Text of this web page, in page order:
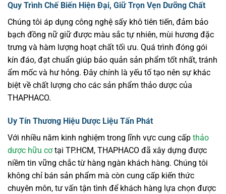
Quy Trình Chế Biến Hiện Đại, Giữ Trọn Vẹn Dưỡng Chất
Chúng tôi áp dụng công nghệ sấy khô tiên tiến, đảm bảo
bạch đồng nữ giữ được màu sắc tự nhiên, mùi hương đặc
trưng và hàm lượng hoạt chất tối ưu. Quá trình đóng gói
kín đáo, đạt chuẩn giúp bảo quản sản phẩm tốt nhất, tránh
ẩm mốc và hư hỏng. Đây chính là yếu tố tạo nên sự khác
biệt về chất lượng cho các sản phẩm thảo dược của
THAPHACO.
Uy Tín Thương Hiệu Dược Liệu Tấn Phát
Với nhiều năm kinh nghiệm trong lĩnh vực cung cấp thảo
dược hữu cơtại TP.HCM, THAPHACO đã xây dựng được
niềm tin vững chắc từ hàng ngàn khách hàng. Chúng tôi
không chỉ bán sản phẩm mà còn cung cấp kiến thức
chuyên môn, tư vấn tận tình để khách hàng lựa chọn được